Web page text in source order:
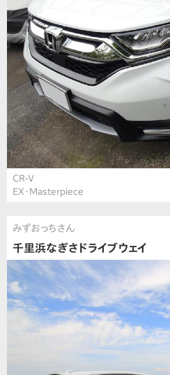
CR-V
EX・Masterpiece
みずおっちさん
千里浜なぎさドライブウェイ